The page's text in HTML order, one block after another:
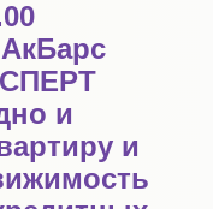
и
и